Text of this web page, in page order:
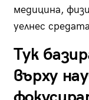
медицина,
уелнес
Тук
върху